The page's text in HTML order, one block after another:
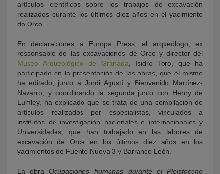
artículos científicos sobre los trabajos de excavación
realizados durante los últimos diez años en el yacimiento
de Orce.
En declaraciones a Europa Press, el arqueólogo, ex
responsable de las excavaciones de Orce y director del
Museo Arqueológico de Granada , Isidro Toro, que ha
participado en la presentación de las obras, que él mismo
ha editado, junto a Jordi Agustí y Bienvenido Martínez-
Navarro, y coordinando la segunda junto con Henry de
Lumley, ha explicado que se trata de una compilación de
artículos realizados por especialistas, vinculados a
institutos de investigación nacionales e internacionales y
Universidades, que han trabajado en las labores de
excavación de Orce en los últimos diez años en los
yacimientos de Fuente Nueva 3 y Barranco León.
La obra Ocupaciones humanas durante el Pleistoceno